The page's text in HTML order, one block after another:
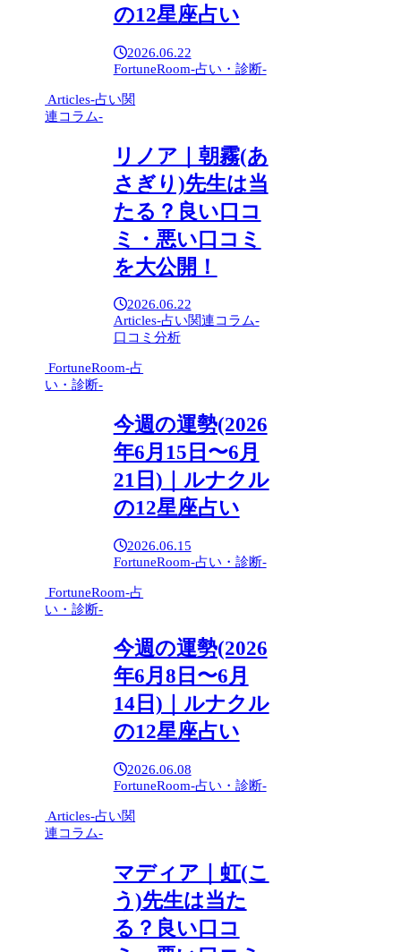
の12星座占い
2026.06.22
FortuneRoom-占い・診断-
Articles-占い関
連コラム-
リノア｜朝霧(あ
さぎり)先生は当
たる？良い口コ
ミ・悪い口コミ
を大公開！
2026.06.22
Articles-占い関連コラム-
口コミ分析
FortuneRoom-占
い・診断-
今週の運勢(2026
年6月15日〜6月
21日)｜ルナクル
の12星座占い
2026.06.15
FortuneRoom-占い・診断-
FortuneRoom-占
い・診断-
今週の運勢(2026
年6月8日〜6月
14日)｜ルナクル
の12星座占い
2026.06.08
FortuneRoom-占い・診断-
Articles-占い関
連コラム-
マディア｜虹(こ
う)先生は当た
る？良い口コ